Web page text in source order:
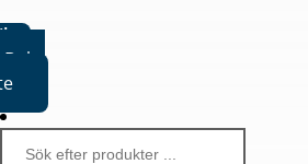
Boka